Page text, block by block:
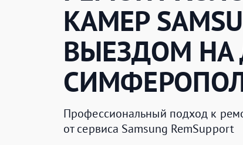
КАМЕР
ВЫЕЗДОМ НА
Профессиональный подход к
от сервиса Samsung RemSupport